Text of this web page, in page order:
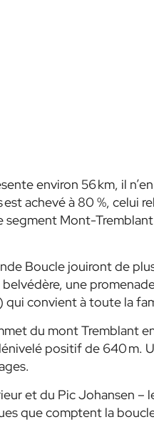
environ 56 km, il
achevé à 80 %, celui
Mont-
Boucle jouiront de
belvédère, une
qui convient à toute la
du mont Tremblant
positif de 640 m.
et du Pic Johansen –
que comptent la